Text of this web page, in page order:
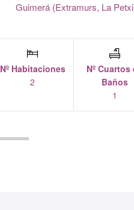
Guimerá (Extramurs, La
Nº Habitaciones
2
Nº Cuartos
Baños
1